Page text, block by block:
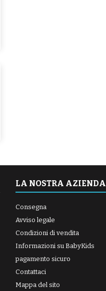
LA NOSTRA AZIENDA
Consegna
Avviso legale
Condizioni di vendita
Informazioni su BabyKids
pagamento sicuro
Contattaci
Mappa del sito